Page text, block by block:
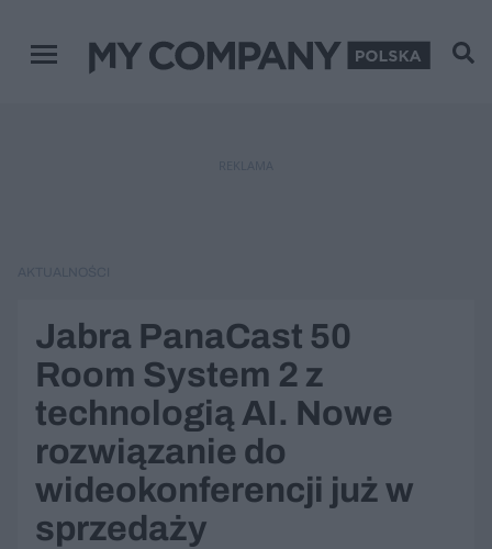
Menu główne
Jabra PanaCast 50
Room System 2 z
technologią AI. Nowe
rozwiązanie do
wideokonferencji już w
sprzedaży